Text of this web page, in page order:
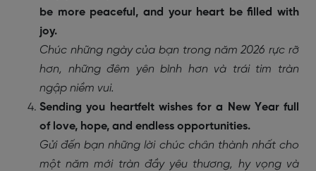
be more peaceful, and your heart be filled with
joy.
Chúc những ngày của bạn trong năm 2026 rực rỡ
hơn, những đêm yên bình hơn và trái tim tràn
ngập niềm vui.
Sending you heartfelt wishes for a New Year full
of love, hope, and endless opportunities.
Gửi đến bạn những lời chúc chân thành nhất cho
một năm mới tràn đầy yêu thương, hy vọng và